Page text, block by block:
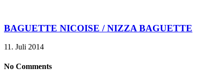
BAGUETTE NICOISE / NIZZA BAGUETTE
11. Juli 2014
No Comments